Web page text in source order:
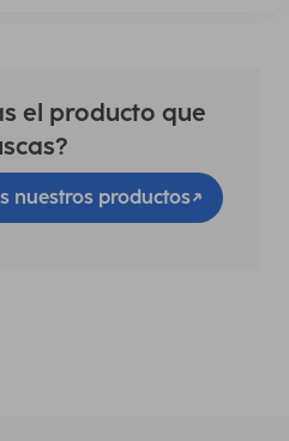
el producto que
nuestros productos